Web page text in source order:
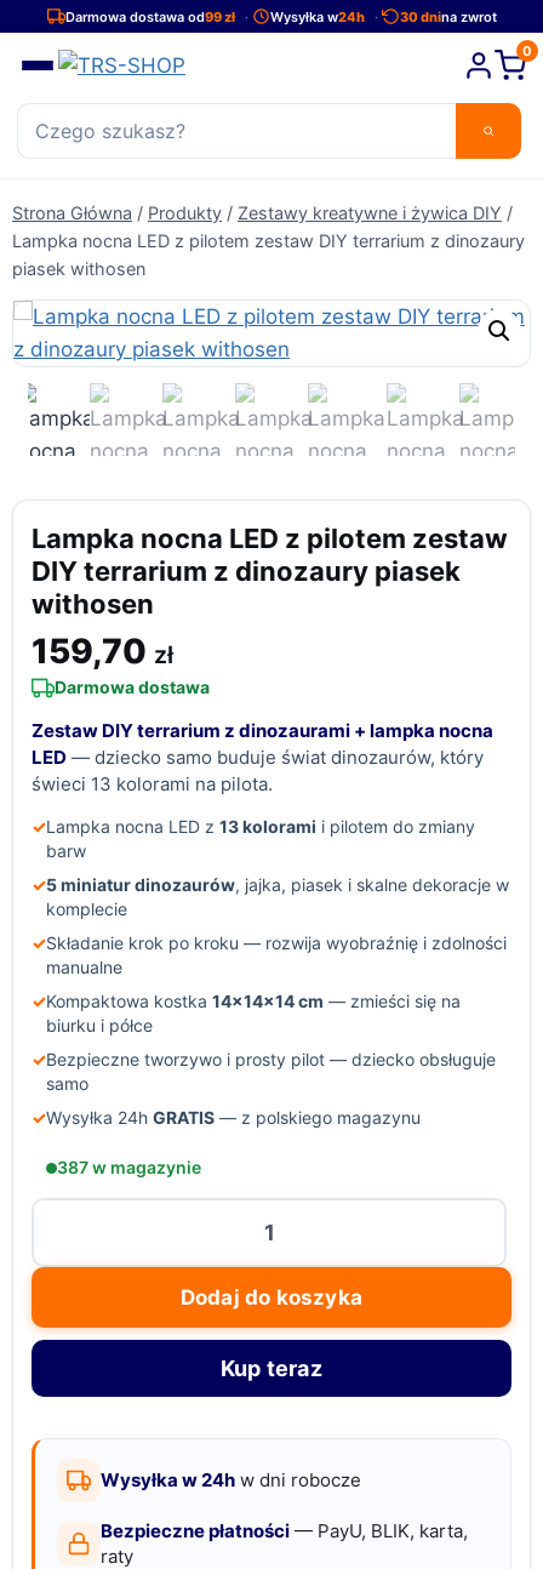
PrzejdźDarmowa dostawa od99 zł Wysyłka w24h 30 dnina zwrot
0
Strona Główna / Produkty / Zestawy kreatywne i żywica DIY /
Lampka nocna LED z pilotem zestaw DIY terrarium z dinozaury
piasek withosen
Lampka nocna LED z pilotem zestaw
DIY terrarium z dinozaury piasek
withosen
159,70 zł
Darmowa dostawa
Zestaw DIY terrarium z dinozaurami + lampka nocna
LED — dziecko samo buduje świat dinozaurów, który
świeci 13 kolorami na pilota.
✓Lampka nocna LED z 13 kolorami i pilotem do zmiany
barw
✓5 miniatur dinozaurów, jajka, piasek i skalne dekoracje w
komplecie
✓Składanie krok po kroku — rozwija wyobraźnię i zdolności
manualne
✓Kompaktowa kostka 14×14×14 cm — zmieści się na
biurku i półce
✓Bezpieczne tworzywo i prosty pilot — dziecko obsługuje
samo
✓Wysyłka 24h GRATIS — z polskiego magazynu
387 w magazynie
nocna
LED
z
DIY
terrarium
dinozaury
Dodaj do koszyka
Kup teraz
Wysyłka w 24h w dni robocze
Bezpieczne płatności — PayU, BLIK, karta,
raty